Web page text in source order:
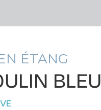
ÉTANG
BLEU